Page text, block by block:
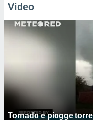
Video
Tornado e piogge